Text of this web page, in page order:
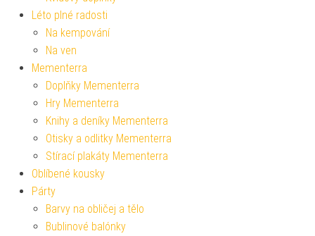
Léto plné radosti
Na kempování
Na ven
Mementerra
Doplňky Mementerra
Hry Mementerra
Knihy a deníky Mementerra
Otisky a odlitky Mementerra
Stírací plakáty Mementerra
Oblíbené kousky
Párty
Barvy na obličej a tělo
Bublinové balónky